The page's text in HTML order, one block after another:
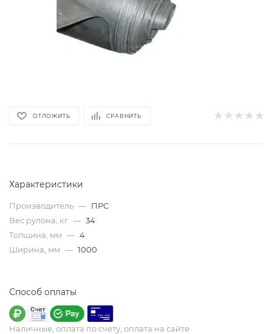
ОТЛОЖИТЬ СРАВНИТЬ
Характеристики
Производитель — ПРС
Вес рулона, кг — 34
Толщина, мм — 4
Ширина, мм — 1000
Способ оплаты
Наличные, оплата по счету, оплата на сайте